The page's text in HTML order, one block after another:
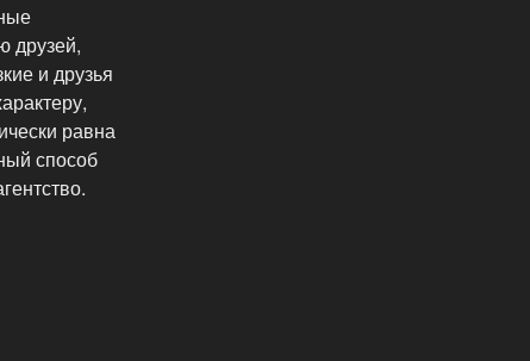
друзей,
и друзья
равна
способ